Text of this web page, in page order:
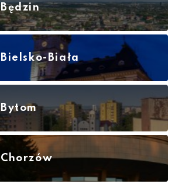
Będzin
Bielsko-Biała
Bytom
Chorzów